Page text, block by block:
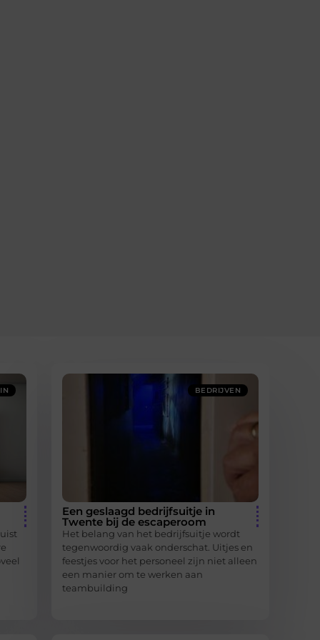
BEDRIJVEN
Een geslaagd bedrijfsuitje in
Twente bij de escaperoom
Het belang van het bedrijfsuitje wordt
tegenwoordig vaak onderschat. Uitjes en
feestjes voor het personeel zijn niet alleen
een manier om te werken aan
teambuilding